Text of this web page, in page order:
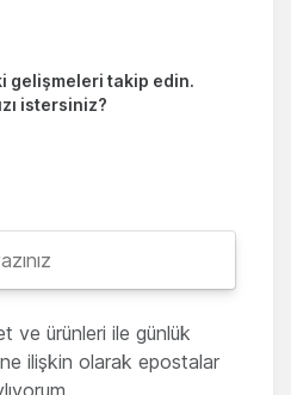
gelişmeleri takip edin.
istersiniz?
ve ürünleri ile günlük
ilişkin olarak epostalar